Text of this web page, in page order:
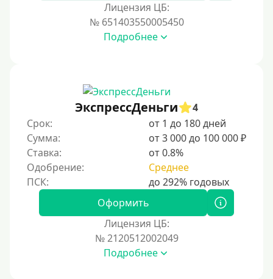
С возможностью частичного погашения
Надежные
Без обмана
Без предоплат
Без электронной почты
С автоматическим одобрением
Без номера телефона
Без платных услуг и подписок
Лицензия ЦБ:
№ 651403550005450
Подробнее
ЭкспрессДеньги
4
Срок:
от 1 до 180 дней
Сумма:
от 3 000 до 100 000 ₽
Ставка:
от 0.8%
Одобрение:
Среднее
Оформить
Лицензия ЦБ:
№ 2120512002049
Подробнее